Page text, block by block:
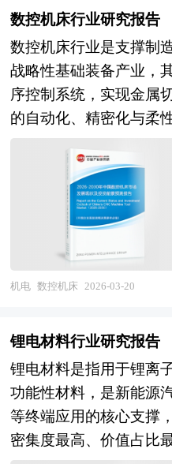
能结构等前沿领域延伸
业正处于技术深化应用
长期。经过多年的政策
成较为完整的增材制造
熔融装备、选区激光烧
面达到国际先进水平，
性化植入物等高端应用
续扩大，资本市场关注
中国增材制造行业将在
造"工程的双重驱动下
荣的新阶段。从市场前
宝首饰、文创产品等消
印、太空在轨制造等前
将保持高速增长，从"
期"跨越。产业格局层
力、材料开发能力、工
物质属性按需设计的终
开启量子计算、超灵敏
医疗等未来产业的关键
科学的探索性与未来产
衡量国家前沿科技掌控
高点。 当前，中国原子
破与产业化萌芽的关键
国内在扫描隧道显微镜
料制备、量子点可控生
果，部分高校与科研院
究平台，但系统性布局
从科学发现到技术发明
伏、催化等领域实现产
依赖进口；分子束外延
导体与量子器件制备，
有待提升；扫描探针光
室验证阶段，稳定性、
数控机床行业研究报告
数控机床行业是支撑制
战略性基础装备产业，
序控制系统，实现金属
的自动化、精密化与柔
键零部件的高精度加工
水平与工业竞争力的重
数控机床行业涵盖上游
伺服驱动、主轴单元、
刀塔），中游整机制造
机床、特种加工机床、
发动机与变速箱、精密
削、铣削、钻削、磨削
照精度等级则形成普通
超精密级等多元产品体
机战略深入推进，数控
机电 数控机床 2026-03-20
锂电材料行业研究报告
锂电材料是指用于锂离
功能性材料，是新能源
等终端应用的核心支撑
密集度最高、价值占比